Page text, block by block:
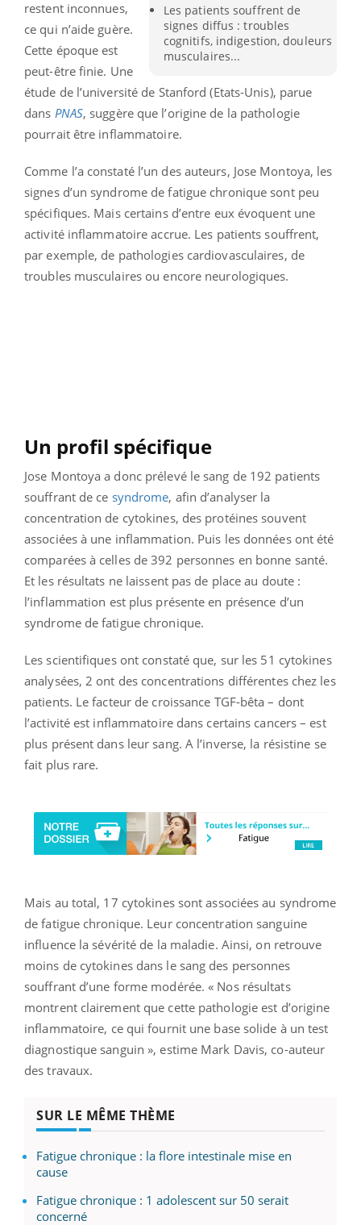
Les patients souffrent de
signes diffus : troubles
cognitifs, indigestion, douleurs
musculaires...
restent inconnues,
ce qui n’aide guère.
Cette époque est
peut-être finie. Une
étude de l’université de Stanford (Etats-Unis), parue
dans PNAS, suggère que l’origine de la pathologie
pourrait être inflammatoire.
Comme l’a constaté l’un des auteurs, Jose Montoya, les
signes d’un syndrome de fatigue chronique sont peu
spécifiques. Mais certains d’entre eux évoquent une
activité inflammatoire accrue. Les patients souffrent,
par exemple, de pathologies cardiovasculaires, de
troubles musculaires ou encore neurologiques.
Un profil spécifique
Jose Montoya a donc prélevé le sang de 192 patients
souffrant de ce syndrome, afin d’analyser la
concentration de cytokines, des protéines souvent
associées à une inflammation. Puis les données ont été
comparées à celles de 392 personnes en bonne santé.
Et les résultats ne laissent pas de place au doute :
l’inflammation est plus présente en présence d’un
syndrome de fatigue chronique.
Les scientifiques ont constaté que, sur les 51 cytokines
analysées, 2 ont des concentrations différentes chez les
patients. Le facteur de croissance TGF-bêta – dont
l’activité est inflammatoire dans certains cancers – est
plus présent dans leur sang. A l’inverse, la résistine se
fait plus rare.
Mais au total, 17 cytokines sont associées au syndrome
de fatigue chronique. Leur concentration sanguine
influence la sévérité de la maladie. Ainsi, on retrouve
moins de cytokines dans le sang des personnes
souffrant d’une forme modérée. « Nos résultats
montrent clairement que cette pathologie est d’origine
inflammatoire, ce qui fournit une base solide à un test
diagnostique sanguin », estime Mark Davis, co-auteur
des travaux.
SUR LE MÊME THÈME
Fatigue chronique : la flore intestinale mise en
cause
Fatigue chronique : 1 adolescent sur 50 serait
concerné